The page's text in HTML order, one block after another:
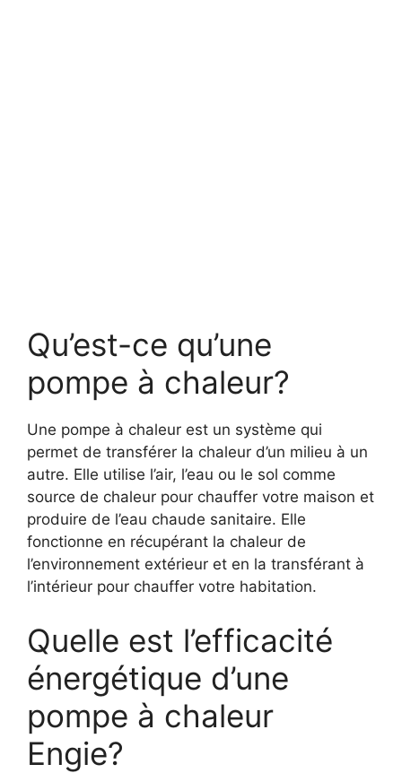
Qu’est-ce qu’une
pompe à chaleur?
Une pompe à chaleur est un système qui
permet de transférer la chaleur d’un milieu à un
autre. Elle utilise l’air, l’eau ou le sol comme
source de chaleur pour chauffer votre maison et
produire de l’eau chaude sanitaire. Elle
fonctionne en récupérant la chaleur de
l’environnement extérieur et en la transférant à
l’intérieur pour chauffer votre habitation.
Quelle est l’efficacité
énergétique d’une
pompe à chaleur
Engie?